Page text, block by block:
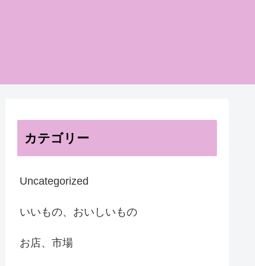
カテゴリー
Uncategorized
いいもの、おいしいもの
お店、市場